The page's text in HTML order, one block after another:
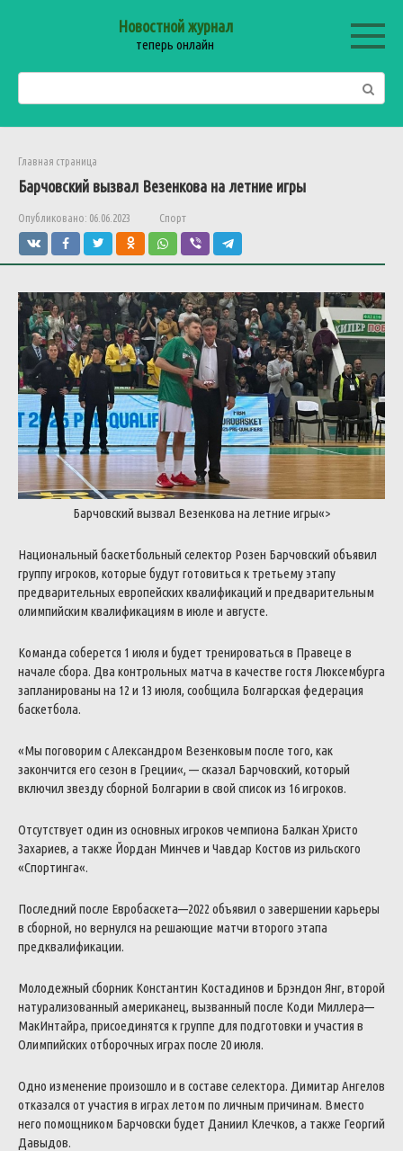
Новостной журнал
теперь онлайн
Главная страница
Барчовский вызвал Везенкова на летние игры
Опубликовано: 06.06.2023 Спорт
Барчовский вызвал Везенкова на летние игры«>
Национальный баскетбольный селектор Розен Барчовский объявил
группуигроков, которые будут готовиться к третьемуэтапу
предварительныхевропейскихквалификаций и предварительным
олимпийским квалификациям в июле и августе.
Команда соберется 1 июля и будет тренироваться в Правеце в
начале сбора. Два контрольных матча в качестве гостя Люксембурга
запланированы на 12 и 13 июля, сообщила Болгарская федерация
баскетбола.
«Мы поговорим сАлександром Везенковым после того, как
закончится его сезон в Греции«, —сказал Барчовский, который
включил звездусборной Болгарии в свой списокиз 16игроков.
Отсутствует один из основныхигроков чемпиона Балкан Христо
Захариев, а также Йордан Минчев и Чавдар Костов из рильского
«Спортинга«.
Последний после Евробаскета—2022 объявил о завершении карьеры
в сборной, но вернулся на решающие матчи второго этапа
предквалификации.
Молодежный сборник Константин Костадинов и Брэндон Янг, второй
натурализованный американец, вызванный после Коди Миллера—
МакИнтайра, присоединятся кгруппе для подготовки и участия в
Олимпийскихотборочныхиграхпосле 20июля.
Одно изменение произошло и в составе селектора. Димитар Ангелов
отказался от участия в играхлетом по личным причинам. Вместо
него помощником Барчовски будет Даниил Клечков, а также Георгий
Давыдов.